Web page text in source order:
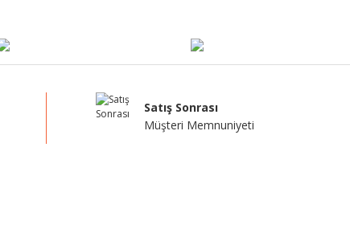
Satış Sonrası
Müşteri Memnuniyeti